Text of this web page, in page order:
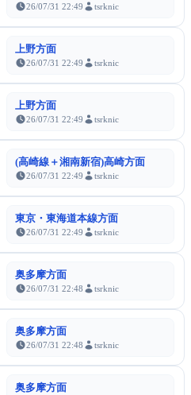
26/07/31 22:49 tsrknic
上野方面
26/07/31 22:49 tsrknic
上野方面
26/07/31 22:49 tsrknic
(高崎線＋湘南新宿)高崎方面
26/07/31 22:49 tsrknic
東京・東海道本線方面
26/07/31 22:49 tsrknic
奥多摩方面
26/07/31 22:48 tsrknic
奥多摩方面
26/07/31 22:48 tsrknic
奥多摩方面